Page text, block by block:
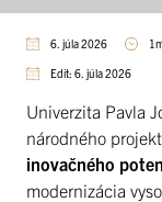
6. júla 2026
Edit: 6. júla 2026
Univerzita Pavla
národného
inovačného
modernizácia